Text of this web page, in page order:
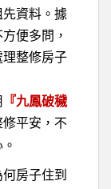
資料。據
便多問，
理整修房子
『九鳳破穢
平安，不
房子住到